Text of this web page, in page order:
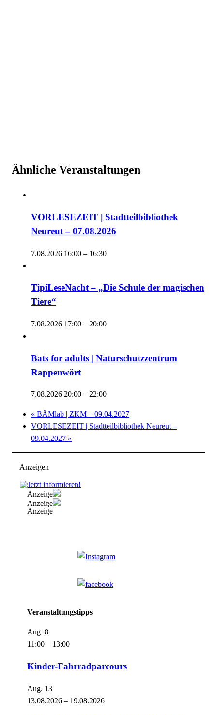
Ähnliche Veranstaltungen
VORLESEZEIT | Stadtteilbibliothek
Neureut – 07.08.2026
7.08.2026 16:00 – 16:30
TipiLeseNacht – „Die Schule der magischen
Tiere“
7.08.2026 17:00 – 20:00
Bats for adults | Naturschutzzentrum
Rappenwört
7.08.2026 20:00 – 22:00
« BÄMlab | ZKM – 09.04.2027
VORLESEZEIT | Stadtteilbibliothek Neureut –
09.04.2027 »
Anzeigen
Anzeige
Anzeige
Anzeige
Veranstaltungstipps
Aug. 8
11:00 – 13:00
Kinder-Fahrradparcours
Aug. 13
13.08.2026 – 19.08.2026